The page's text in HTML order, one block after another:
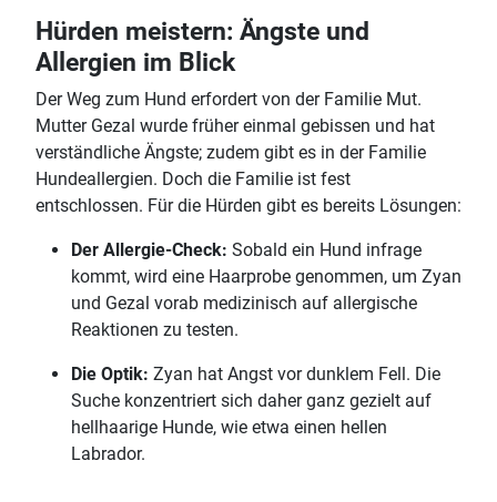
Hürden meistern: Ängste und
Allergien im Blick
Der Weg zum Hund erfordert von der Familie Mut.
Mutter Gezal wurde früher einmal gebissen und hat
verständliche Ängste; zudem gibt es in der Familie
Hundeallergien. Doch die Familie ist fest
entschlossen. Für die Hürden gibt es bereits Lösungen:
Der Allergie-Check: Sobald ein Hund infrage
kommt, wird eine Haarprobe genommen, um Zyan
und Gezal vorab medizinisch auf allergische
Reaktionen zu testen.
Die Optik: Zyan hat Angst vor dunklem Fell. Die
Suche konzentriert sich daher ganz gezielt auf
hellhaarige Hunde, wie etwa einen hellen
Labrador.